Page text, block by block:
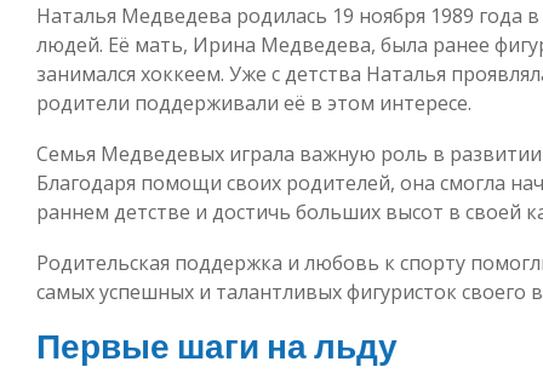
Наталья Медведева родилась 19 ноября 1989 года
людей. Её мать, Ирина Медведева, была ранее
занимался хоккеем. Уже с детства Наталья
родители поддерживали её в этом интересе.
Семья Медведевых играла важную роль в
Благодаря помощи своих родителей, она смогла
раннем детстве и достичь больших высот в своей
Родительская поддержка и любовь к спорту
самых успешных и талантливых фигуристок своего
Первые шаги на льду